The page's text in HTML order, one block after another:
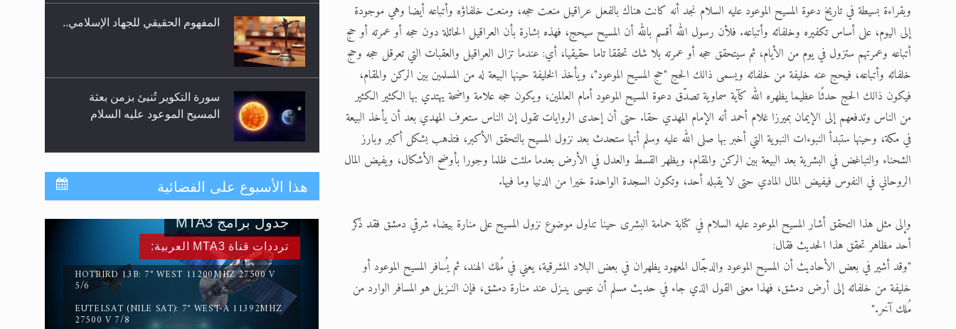
وبقراءة بسيطة في تاريخ دعوة المسيح الموعود عليه السلام نجد أنه كانت هناك بالفعل عراقيل منعت حجه، ومنعت خلفاؤه وأتباعه أيضا وهي موجودة
إلى اليوم، على أساس تكفيره وخلفائه وأتباعه. فلأن رسول الله أقسم بالله أن المسيح سيحج، فهذه بشارة بأن العراقيل الحائلة دون حجه أو عمرته أو حج
أتباعه وعمرتهم ستزول في يوم من الأيام، ثم سيتحقق حجه أو عمرته بلا شك تحققا تاما حقيقيا، أي: عندما تزال العراقيل والعقبات التي تعرقل حجه وحج
خلفائه وأتباعه، فيحج عنه خليفة من خلفائه ويسمى ذالك الحج "حج المسيح الموعود"، ويأخذ الخليفة حينها البيعة له من المسلمين بين الركن والمقام،
فيكون ذالك الحج حدثًا عظيما يظهره الله كآية سماوية تصدّق دعوة المسيح الموعود أمام العالمين، ويكون حجه علامة واضحة يهتدي بها الكثير الكثير
من الناس وتدفعهم إلى الإيمان بميرزا غلام أحمد أنه الإمام المهدي حقا. حتى أن إحدى الروايات تقول إن الناس ستعرف المهدي بعد أن يأخذ البيعة
في مكة، وحينها ستبدأ النبوءات النبوية التي أخبر بها صلى الله عليه وسلم أنها ستحدث بعد نزول المسيح بالتحقق الأكبر، فتذهب بشكل أكبر وبارز
الشحناء والتباغض في البشرية بعد البيعة بين الركن والمقام، ويظهر القسط والعدل في الأرض بعدما ملئت ظلما وجورا بأوضح الأشكال، ويفيض المال
الروحاني في النفوس فيفيض المال المادي حتى لا يقبله أحد، وتكون السجدة الواحدة خيرا من الدنيا وما فيها.
وإلى مثل هذا التحقق أشار المسيح الموعود عليه السلام في كتابة حمامة البشرى حينا تناول موضوع نزول المسيح على منارة بيضاء شرقي دمشق فقد ذكر
أحد مظاهر تحقق هذا الحديث فقال:
"وقد أشير في بعض الأحاديث أن المسيح الموعود والدجّال المعهود يظهران في بعض البلاد المشرقية، يعني في مُلك الهند، ثم يُسافر المسيح الموعود أو
خليفة من خلفائه إلى أرض دمشق، فهذا معنى القول الذي جاء في حديث مسلم أن عيسى ينـزل عند منارة دمشق، فإن النـزيل هو المسافر الوارد من
مُلك آخر."
المفهوم الحقيقي للجهاد الإسلامي..
سورة التكوير تُنبئ بزمن بعثة
المسيح الموعود عليه السلام
حقيقة المسيح الدجال
القرآن قاضٍ وحكمٌ على السنة
ومهيمنٌ عليها.. ليس العكس
هذا الأسبوع على الفضائية
ترددات قناة MTA3 العربية:
HOTBIRD 13B: 7° WEST 11200MHZ 27500 V
5/6
EUTELSAT (NILE SAT): 7° WEST-A 11392MHZ
27500 V 7/8
جدول برامج MTA3